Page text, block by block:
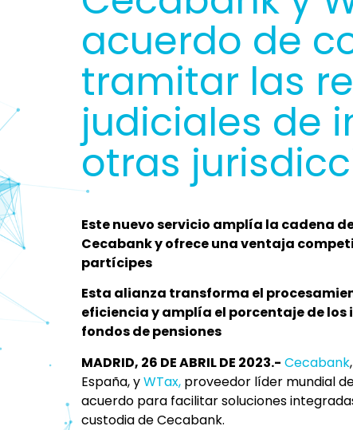
acuerdo de
tramitar las
judiciales de
otras
Este nuevo servicio amplía la cadena
Cecabank y ofrece una ventaja
partícipes
Esta alianza transforma el
eficiencia y amplía el porcentaje de los
fondos de pensiones
MADRID, 26 DE ABRIL DE 2023.- Cecabank
España, yWTax, proveedor líder mundial
acuerdo para facilitar soluciones
custodia de Cecabank.